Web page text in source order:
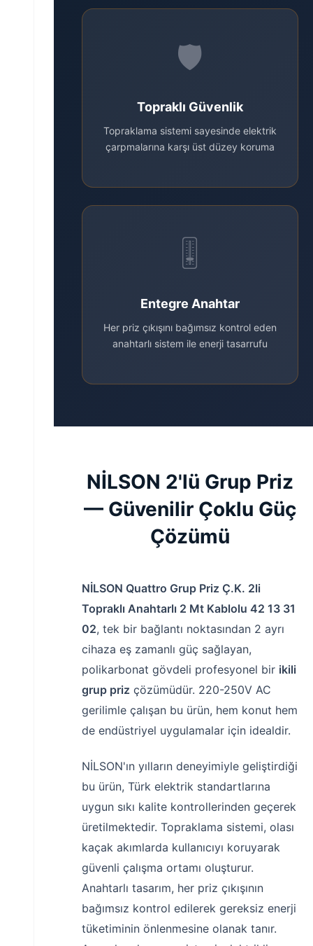
🛡️
Topraklı Güvenlik
Topraklama sistemi sayesinde elektrik
çarpmalarına karşı üst düzey koruma
🎚️
Entegre Anahtar
Her priz çıkışını bağımsız kontrol eden
anahtarlı sistem ile enerji tasarrufu
NİLSON 2'lü Grup Priz
— Güvenilir Çoklu Güç
Çözümü
NİLSON Quattro Grup Priz Ç.K. 2li
Topraklı Anahtarlı 2 Mt Kablolu 42 13 31
02, tek bir bağlantı noktasından 2 ayrı
cihaza eş zamanlı güç sağlayan,
polikarbonat gövdeli profesyonel bir ikili
grup priz çözümüdür. 220-250V AC
gerilimle çalışan bu ürün, hem konut hem
de endüstriyel uygulamalar için idealdir.
NİLSON'ın yılların deneyimiyle geliştirdiği
bu ürün, Türk elektrik standartlarına
uygun sıkı kalite kontrollerinden geçerek
üretilmektedir. Topraklama sistemi, olası
kaçak akımlarda kullanıcıyı koruyarak
güvenli çalışma ortamı oluşturur.
Anahtarlı tasarım, her priz çıkışının
bağımsız kontrol edilerek gereksiz enerji
tüketiminin önlenmesine olanak tanır.